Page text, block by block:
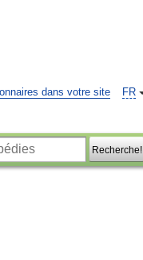
FR
dans votre site
Recherche!